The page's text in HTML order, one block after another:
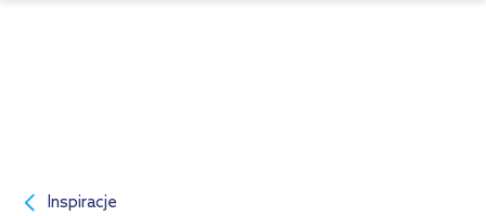
Inspiracje